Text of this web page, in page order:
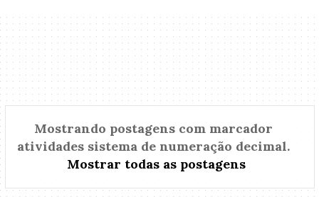
Mostrando postagens com marcador
atividades sistema de numeração decimal.
Mostrar todas as postagens